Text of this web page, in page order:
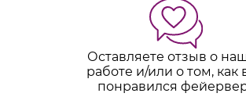
Оставляете отзыв о
работе и/или о том, как
понравился